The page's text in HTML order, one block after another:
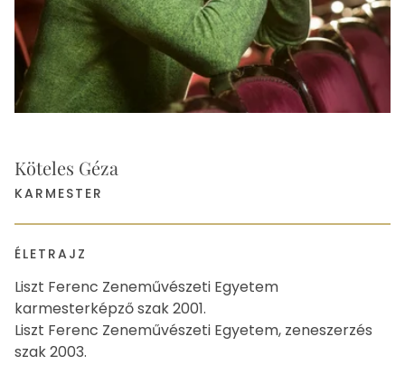
Köteles Géza
KARMESTER
ÉLETRAJZ
Liszt Ferenc Zeneművészeti Egyetem
karmesterképző szak 2001.
Liszt Ferenc Zeneművészeti Egyetem, zeneszerzés
szak 2003.